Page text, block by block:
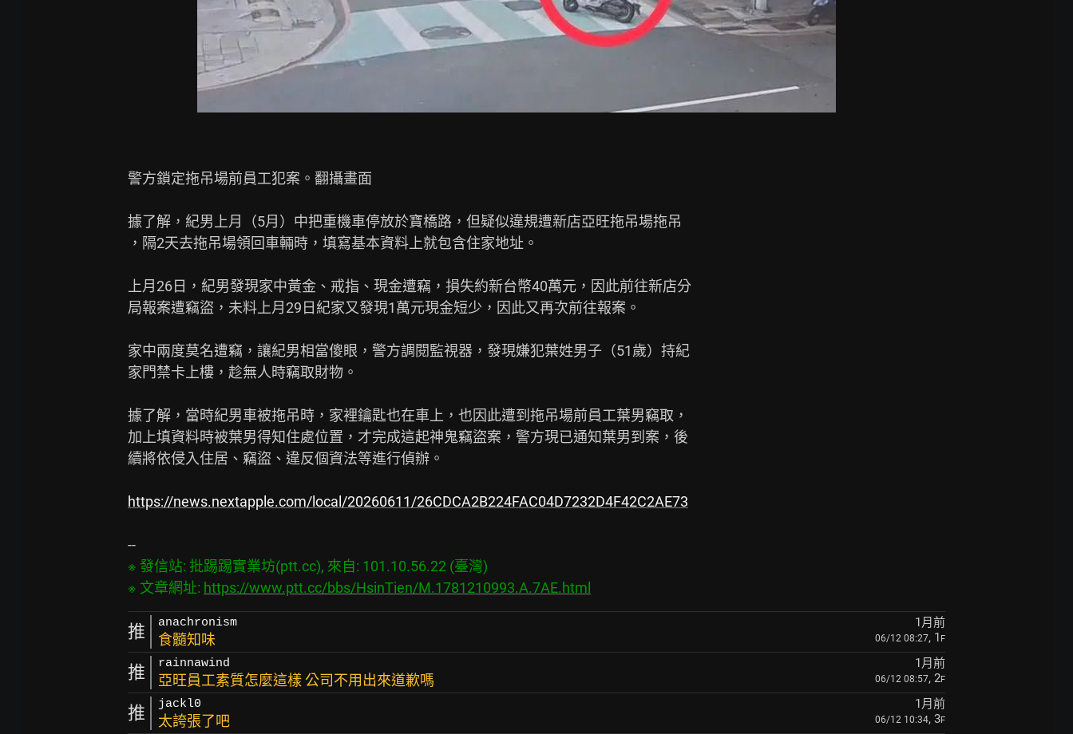
警方鎖定拖吊場前員工犯案。翻攝畫面
據了解，紀男上月（5月）中把重機車停放於寶橋路，但疑似違規遭新店亞旺拖吊場拖吊
，隔2天去拖吊場領回車輛時，填寫基本資料上就包含住家地址。
上月26日，紀男發現家中黃金、戒指、現金遭竊，損失約新台幣40萬元，因此前往新店分
局報案遭竊盜，未料上月29日紀家又發現1萬元現金短少，因此又再次前往報案。
家中兩度莫名遭竊，讓紀男相當傻眼，警方調閱監視器，發現嫌犯葉姓男子（51歲）持紀
家門禁卡上樓，趁無人時竊取財物。
據了解，當時紀男車被拖吊時，家裡鑰匙也在車上，也因此遭到拖吊場前員工葉男竊取，
加上填資料時被葉男得知住處位置，才完成這起神鬼竊盜案，警方現已通知葉男到案，後
續將依侵入住居、竊盜、違反個資法等進行偵辦。
https://news.nextapple.com/local/20260611/26CDCA2B224FAC04D7232D4F42C2AE73
※ 發信站: 批踢踢實業坊(ptt.cc), 來自: 101.10.56.22 (臺灣)
※ 文章網址: https://www.ptt.cc/bbs/HsinTien/M.1781210993.A.7AE.html
推 anachronism 1月前
食髓知味 06/12 08:27, 1 F
推 rainnawind 1月前
亞旺員工素質怎麼這樣 公司不用出來道歉嗎 06/12 08:57, 2F
推 jackl0 1月前
太誇張了吧 06/12 10:34, 3F